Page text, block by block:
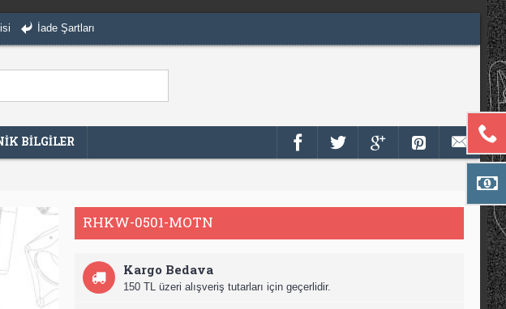
İade Şartları
BİLGİLER
RHKW-0501-MOTN
Kargo Bedava
150 TL üzeri alışveriş tutarları için geçerlidir.